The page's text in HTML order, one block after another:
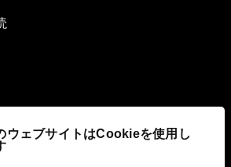
ウェブサイトはCookieを使用し
取り組み